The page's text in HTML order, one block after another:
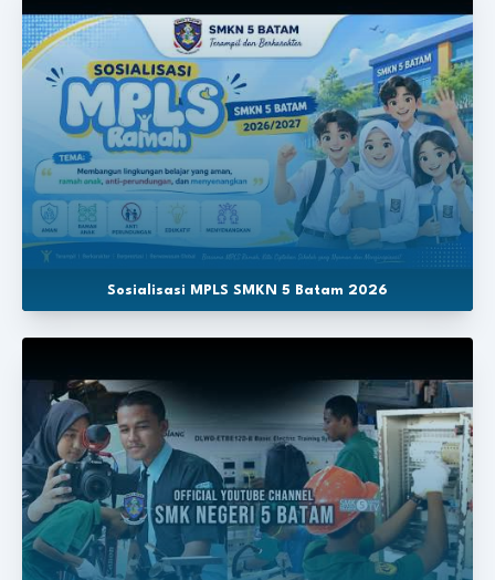
Sosialisasi MPLS SMKN 5 Batam 2026